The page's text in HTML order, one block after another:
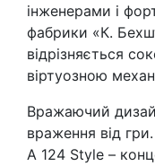
інженерами і
фабрики «К.
відрізняється
віртуозною
Вражаючий
враження від
A 124 Style –